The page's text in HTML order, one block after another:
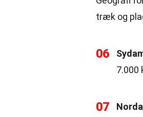
træk og
06
7.000
07